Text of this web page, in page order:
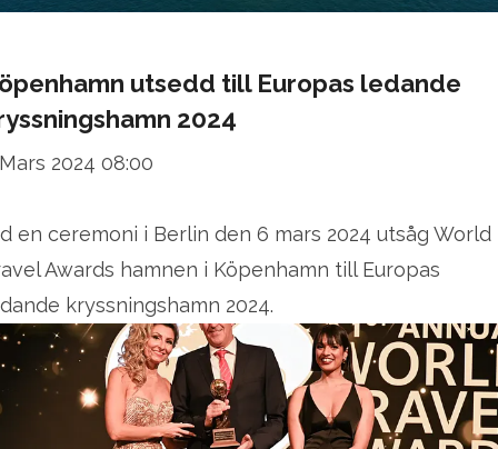
utsedd till Europas ledande
2024
2024 08:00
en ceremoni i Berlin den 6 mars 2024 utsåg World
Awards hamnen i Köpenhamn till Europas
kryssningshamn 2024.